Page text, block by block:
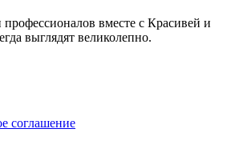
профессионалов вместе с Красивей и
выглядят великолепно.
соглашение